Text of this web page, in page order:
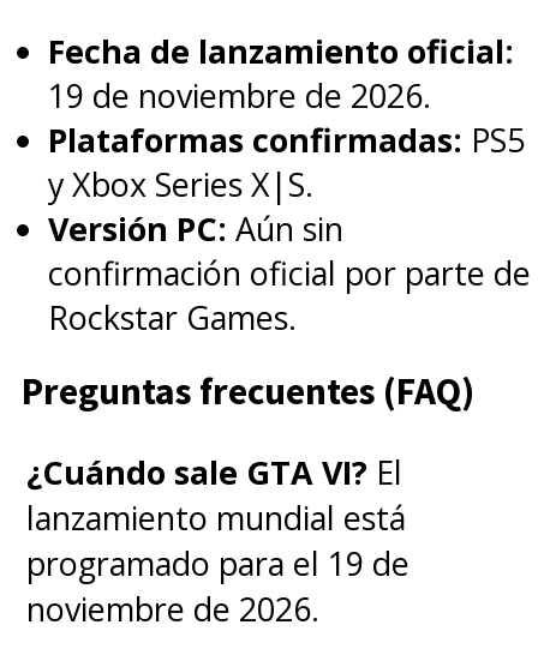
perderse en la transición a un
nuevo medio".
"One Piece, tal como la obra
original, respira aventura y
entrega esa sensación
ineludible que querer
lanzarnos a una travesía en la
búsqueda de nuestros
sueños", expusimos en nuestro
texto.
La base de la historia es la
Fecha de lanzamiento oficial:
19 de noviembre de 2026.
Plataformas confirmadas: PS5
y Xbox Series X|S.
Versión PC: Aún sin
confirmación oficial por parte de
Rockstar Games.
Preguntas frecuentes (FAQ)
¿Cuándo sale GTA VI? El
lanzamiento mundial está
programado para el 19 de
noviembre de 2026.